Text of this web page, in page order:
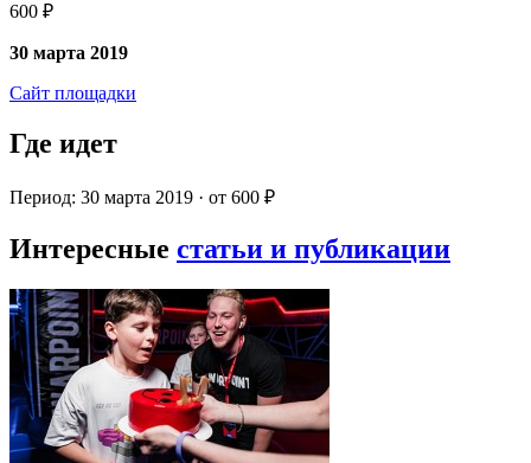
600 ₽
30 марта 2019
Сайт площадки
Где идет
Период: 30 марта 2019 · от 600 ₽
Интересные статьи и публикации